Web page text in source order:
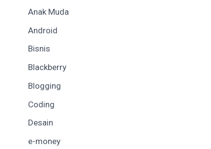
Anak Muda
Android
Bisnis
Blackberry
Blogging
Coding
Desain
e-money